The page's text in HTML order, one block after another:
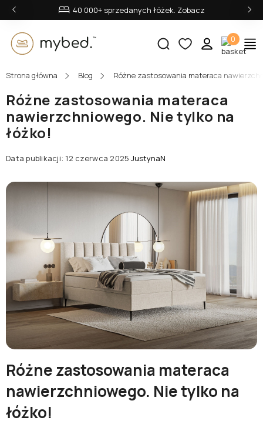
40 000+ sprzedanych łóżek. Zobacz
‹ ›
0
Strona główna Blog Różne zastosowania materaca
E-mail:
Hasło:
Zaloguj się
Nie pamiętasz hasła?
lub zaloguj się przez:
Facebook Google
Nie masz jeszcze konta?
Zarejestruj się
Różne zastosowania materaca
nawierzchniowego. Nie tylko na
łóżko!
Data publikacji: 12 czerwca 2025·JustynaN
Różne zastosowania materaca
nawierzchniowego. Nie tylko na
łóżko!